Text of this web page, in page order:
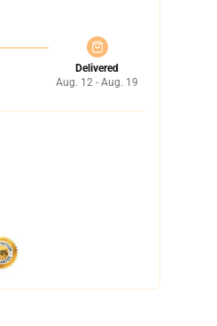
Delivered
Aug. 12 - Aug. 19